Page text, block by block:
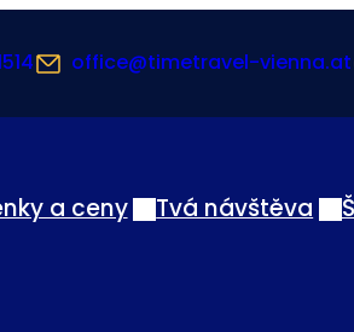
office@timetravel-vienna.at
a ceny Tvá návštěva